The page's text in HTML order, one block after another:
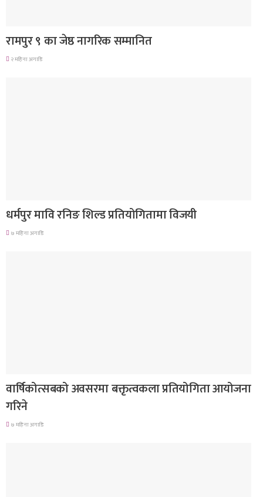
रामपुर ९ का जेष्ठ नागरिक सम्मानित
२ महिना अगाडि
धर्मपुर मावि रनिङ शिल्ड प्रतियोगितामा विजयी
७ महिना अगाडि
वार्षिकोत्सबको अवसरमा बक्तृत्वकला प्रतियोगिता आयोजना
गरिने
७ महिना अगाडि